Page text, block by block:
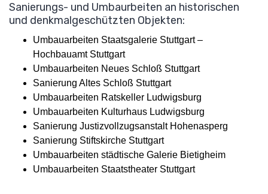
Sanierungs- und Umbaurbeiten an historischen
und denkmalgeschützten Objekten:
Umbauarbeiten Staatsgalerie Stuttgart –
Hochbauamt Stuttgart
Umbauarbeiten Neues Schloß Stuttgart
Sanierung Altes Schloß Stuttgart
Umbauarbeiten Ratskeller Ludwigsburg
Umbauarbeiten Kulturhaus Ludwigsburg
Sanierung Justizvollzugsanstalt Hohenasperg
Sanierung Stiftskirche Stuttgart
Umbauarbeiten städtische Galerie Bietigheim
Umbauarbeiten Staatstheater Stuttgart